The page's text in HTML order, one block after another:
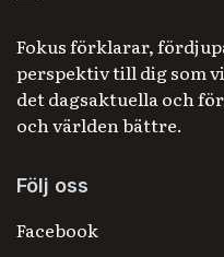
Fokus förklarar,
perspektiv till dig som
det dagsaktuella och
och världen bättre.
Följ oss
Facebook